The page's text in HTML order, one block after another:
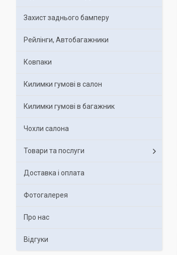
Захист заднього бамперу
Рейлінги, Автобагажники
Ковпаки
Килимки гумові в салон
Килимки гумові в багажник
Чохли салона
Товари та послуги
Доставка і оплата
Фотогалерея
Про нас
Відгуки